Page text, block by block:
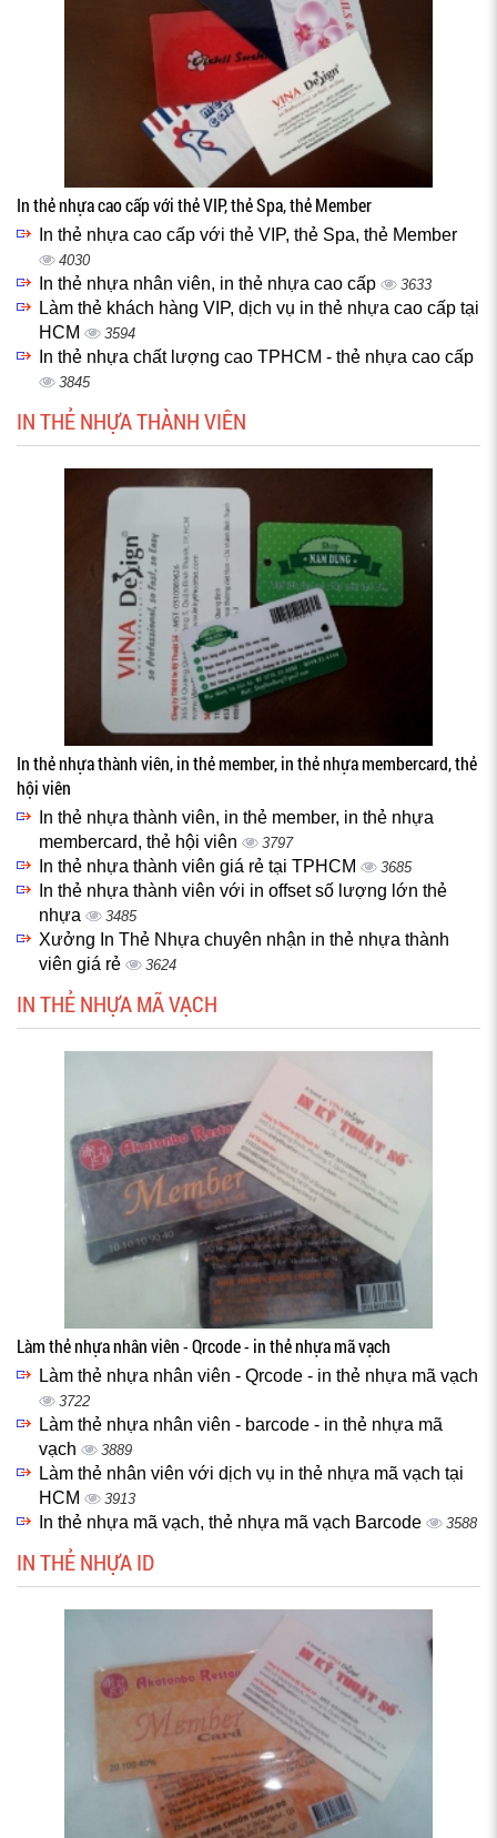
In thẻ nhựa cao cấp với thẻ VIP, thẻ Spa, thẻ Member
In thẻ nhựa cao cấp với thẻ VIP, thẻ Spa, thẻ Member
4030
In thẻ nhựa nhân viên, in thẻ nhựa cao cấp 3633
Làm thẻ khách hàng VIP, dịch vụ in thẻ nhựa cao cấp tại
HCM
3594
In thẻ nhựa chất lượng cao TPHCM - thẻ nhựa cao cấp
3845
IN THẺ NHỰA THÀNH VIÊN
In thẻ nhựa thành viên, in thẻ member, in thẻ nhựa membercard, thẻ
hội viên
In thẻ nhựa thành viên, in thẻ member, in thẻ nhựa
membercard, thẻ hội viên
3797
In thẻ nhựa thành viên giá rẻ tại TPHCM 3685
In thẻ nhựa thành viên với in offset số lượng lớn thẻ
nhựa
3485
Xưởng In Thẻ Nhựa chuyên nhận in thẻ nhựa thành
viên giá rẻ
3624
IN THẺ NHỰA MÃ VẠCH
Làm thẻ nhựa nhân viên - Qrcode - in thẻ nhựa mã vạch
Làm thẻ nhựa nhân viên - Qrcode - in thẻ nhựa mã vạch
3722
Làm thẻ nhựa nhân viên - barcode - in thẻ nhựa mã
vạch
3889
Làm thẻ nhân viên với dịch vụ in thẻ nhựa mã vạch tại
HCM
3913
In thẻ nhựa mã vạch, thẻ nhựa mã vạch Barcode 3588
IN THẺ NHỰA ID